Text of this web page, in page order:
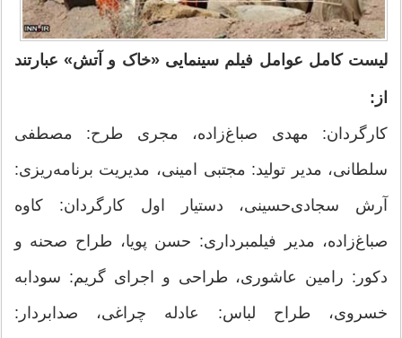
لیست کامل عوامل فیلم سینمایی «خاک و آتش» عبارتند
از:
کارگردان: مهدی صباغ‌زاده، مجری طرح: مصطفی
سلطانی، مدیر تولید: مجتبی امینی، مدیریت برنامه‌ریزی:
آرش سجادی‌حسینی، دستیار اول کارگردان: کاوه
صباغ‌زاده، مدیر فیلمبرداری: حسن پویا، طراح صحنه و
دکور: رامین عاشوری، طراحی و اجرای گریم: سودابه
خسروی، طراح لباس: عادله چراغی، صدابردار: